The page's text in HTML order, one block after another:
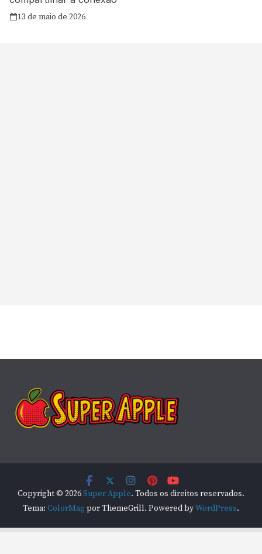
13 de maio de 2026
Copyright © 2026Super Apple. Todos os direitos reservados.
Tema: ColorMag por ThemeGrill. Powered byWordPress.